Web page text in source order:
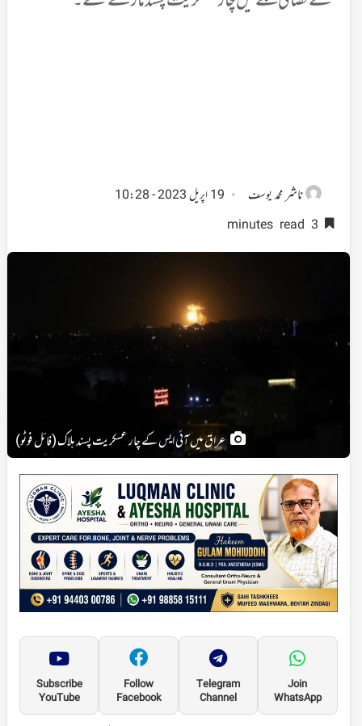
ناشرمحمد یوسف
19 اپریل 2023 - 10:28
عراق میں آئی ایس کے چار عسکریت پسند ہلاک (فائل فوٹو)
Join
WhatsApp
Telegram
Channel
Follow
Facebook
Subscribe
YouTube